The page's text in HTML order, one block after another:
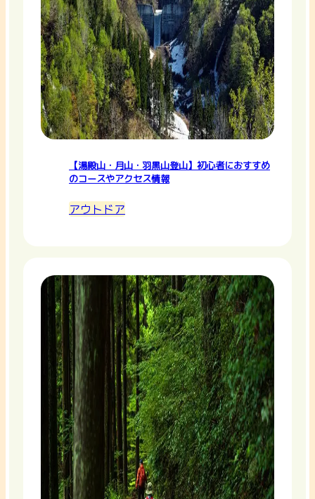
【湯殿山・月山・羽黒山登山】初心者におすすめ
のコースやアクセス情報
アウトドア